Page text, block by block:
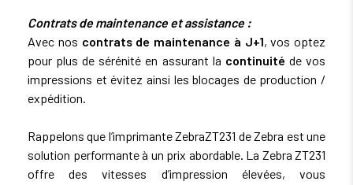
consommables est intuitif, et lescapteurs réglables
une flexibilité accrue. Le rouleau de ruban de grande
RFID
technologie simplifiant le calibrage RFID.
Contrats de maintenance et assistance :
Avec nos contrats de maintenance à J+1, vos optez
pour plus de sérénité en assurant la continuité de vos
impressions et évitez ainsi les blocages de production /
expédition.
Rappelons que l’imprimante ZebraZT231 de Zebra est une
solution performante à un prix abordable. La Zebra ZT231
offre des vitesses d’impression élevées, vous